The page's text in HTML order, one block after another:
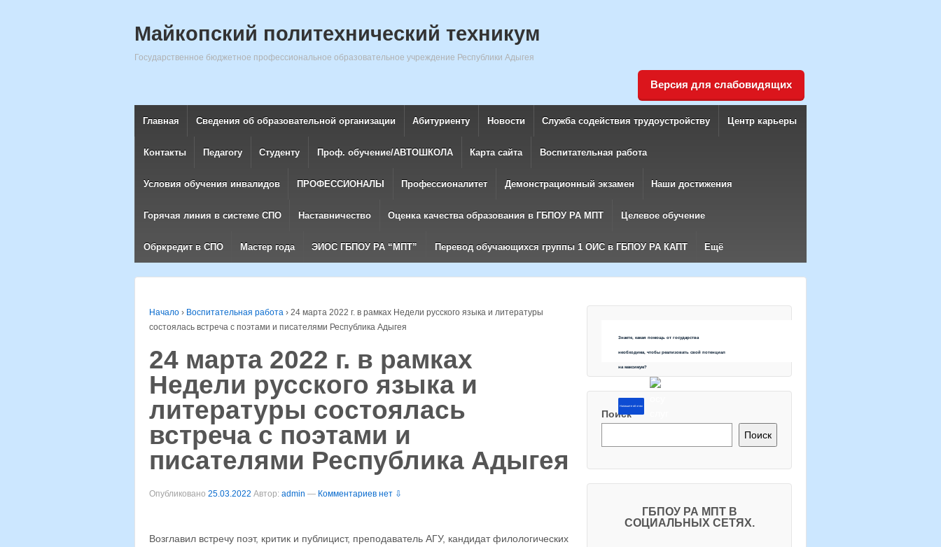
Майкопский политехнический техникум
Государственное бюджетное профессиональное образовательное учреждение Республики Адыгея
Версия для слабовидящих
Главная Сведения об образовательной организации Абитуриенту Новости Служба содействия трудоустройству Центр карьеры
Контакты Педагогу Студенту Проф. обучение/АВТОШКОЛА Карта сайта Воспитательная работа
Условия обучения инвалидов ПРОФЕССИОНАЛЫ Профессионалитет Демонстрационный экзамен Наши достижения
Горячая линия в системе СПО Наставничество Оценка качества образования в ГБПОУ РА МПТ Целевое обучение
Обркредит в СПО Мастер года ЭИОС ГБПОУ РА “МПТ” Перевод обучающихся группы 1 ОИС в ГБПОУ РА КАПТ Ещё
Начало › Воспитательная работа › 24 марта 2022 г. в рамках Недели русского языка и литературы
состоялась встреча с поэтами и писателями Республика Адыгея
24 марта 2022 г. в рамках
Недели русского языка и
литературы состоялась
встреча с поэтами и
писателями Республика Адыгея
Опубликовано 25.03.2022 Автор: admin — Комментариев нет ⇩
Возглавил встречу поэт, критик и публицист, преподаватель АГУ, кандидат филологических
Знаете, какая помощь от государства
необходима, чтобы реализовать свой потенциал
на максимум?
Напишите об этом
Поиск
Поиск
ГБПОУ РА МПТ В
СОЦИАЛЬНЫХ СЕТЯХ.